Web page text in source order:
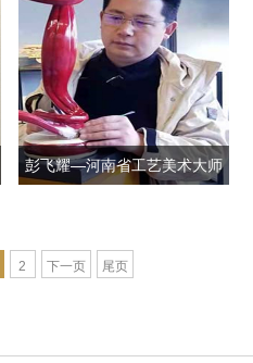
彭飞耀—河南省工艺美术大师
2 下一页 尾页